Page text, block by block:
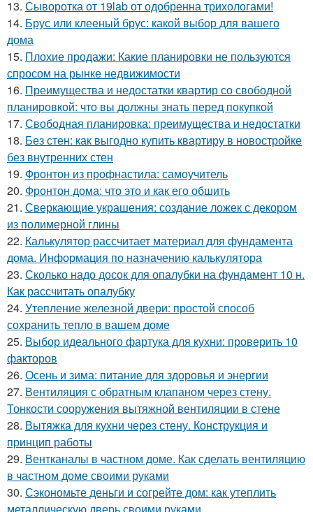
13. Сыворотка от 19lab от одобренна трихологами!
14. Брус или клееный брус: какой выбор для вашего
дома
15. Плохие продажи: Какие планировки не пользуются
спросом на рынке недвижимости
16. Преимущества и недостатки квартир со свободной
планировкой: что вы должны знать перед покупкой
17. Свободная планировка: преимущества и недостатки
18. Без стен: как выгодно купить квартиру в новостройке
без внутренних стен
19. Фронтон из профнастила: самоучитель
20. Фронтон дома: что это и как его обшить
21. Сверкающие украшения: создание ложек с декором
из полимерной глины
22. Калькулятор рассчитает материал для фундамента
дома. Информация по назначению калькулятора
23. Сколько надо досок для опалубки на фундамент 10 н.
Как рассчитать опалубку
24. Утепление железной двери: простой способ
сохранить тепло в вашем доме
25. Выбор идеального фартука для кухни: проверить 10
факторов
26. Осень и зима: питание для здоровья и энергии
27. Вентиляция с обратным клапаном через стену.
Тонкости сооружения вытяжной вентиляции в стене
28. Вытяжка для кухни через стену. Конструкция и
принцип работы
29. Вентканалы в частном доме. Как сделать вентиляцию
в частном доме своими руками
30. Сэкономьте деньги и согрейте дом: как утеплить
металлическую дверь своими руками